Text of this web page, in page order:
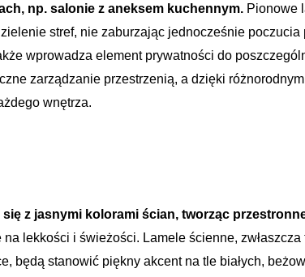
np. salonie z aneksem kuchennym. Pionowe
stref, nie zaburzając jednocześnie poczucia
wprowadza element prywatności do
zarządzanie przestrzenią, a dzięki
wnętrza.
z jasnymi kolorami ścian, tworząc
lekkości i świeżości. Lamele ścienne, zwłaszcza
będą stanowić piękny akcent na tle białych,